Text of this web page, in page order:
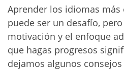
Aprender los idiomas
puede ser un desafío,
motivación y el enfoque
que hagas progresos
dejamos algunos